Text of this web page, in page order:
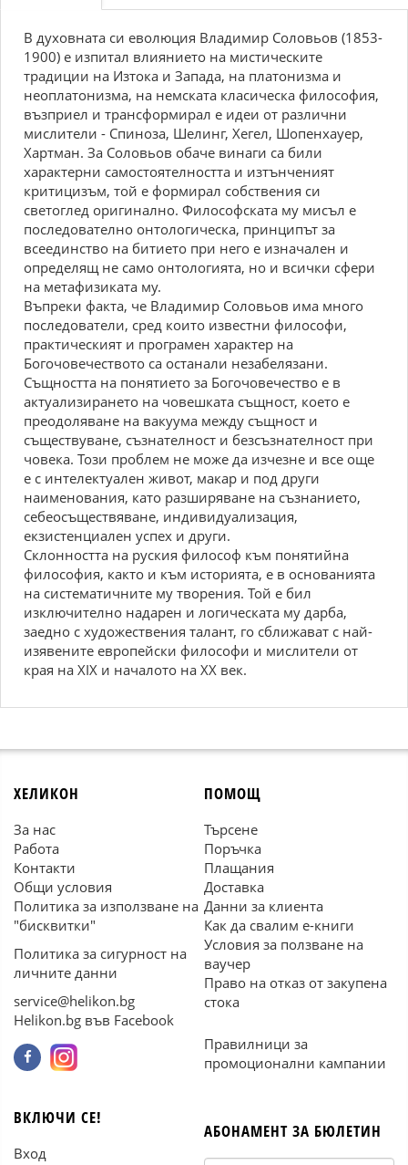
В духовната си еволюция Владимир Соловьов (1853-
1900) е изпитал влиянието на мистическите
традиции на Изтока и Запада, на платонизма и
неоплатонизма, на немската класическа философия,
възприел и трансформирал е идеи от различни
мислители - Спиноза, Шелинг, Хегел, Шопенхауер,
Хартман. За Соловьов обаче винаги са били
характерни самостоятелността и изтънченият
критицизъм, той е формирал собствения си
светоглед оригинално. Философската му мисъл е
последователно онтологическа, принципът за
всеединство на битието при него е изначален и
определящ не само онтологията, но и всички сфери
на метафизиката му.
Въпреки факта, че Владимир Соловьов има много
последователи, сред които известни философи,
практическият и програмен характер на
Богочовечеството са останали незабелязани.
Същността на понятието за Богочовечество е в
актуализирането на човешката същност, което е
преодоляване на вакуума между същност и
съществуване, съзнателност и безсъзнателност при
човека. Този проблем не може да изчезне и все още
е с интелектуален живот, макар и под други
наименования, като разширяване на съзнанието,
себеосъществяване, индивидуализация,
екзистенциален успех и други.
Склонността на руския философ към понятийна
философия, както и към историята, е в основанията
на систематичните му творения. Той е бил
изключително надарен и логическата му дарба,
заедно с художествения талант, го сближават с най-
изявените европейски философи и мислители от
края на XIX и началото на XX век.
ХЕЛИКОН
За нас
Работа
Контакти
Общи условия
Политика за използване на
"бисквитки"
Политика за сигурност на
личните данни
service@helikon.bg
Helikon.bg във Facebook
ПОМОЩ
Търсене
Поръчка
Плащания
Доставка
Данни за клиента
Как да свалим е-книги
Условия за ползване на
ваучер
Право на отказ от закупена
стока
Правилници за
промоционални кампании
ВКЛЮЧИ СЕ!
Вход
АБОНАМЕНТ ЗА БЮЛЕТИН